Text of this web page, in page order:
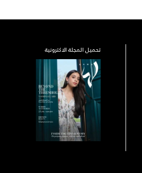
تحميل المجلة الاكترونية